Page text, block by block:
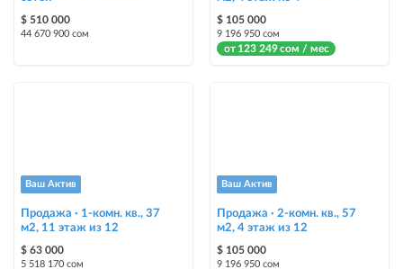
Яркие стикеры с опциями, выделят ваш объект среди остальных и
помогут продать быстрее
$ 510 000
44 670 900 сом
$ 105 000
9 196 950 сом
от 123 249 сом / мес
Ваш Актив
Продажа · 1-комн. кв., 37
м2, 11 этаж из 12
$ 63 000
5 518 170 сом
Ваш Актив
Продажа · 2-комн. кв., 57
м2, 4 этаж из 12
$ 105 000
9 196 950 сом